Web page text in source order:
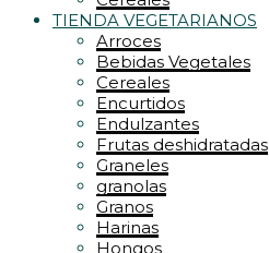
TIENDA VEGETARIANOS
Arroces
Bebidas Vegetales
Cereales
Encurtidos
Endulzantes
Frutas deshidratadas
Graneles
granolas
Granos
Harinas
Hongos